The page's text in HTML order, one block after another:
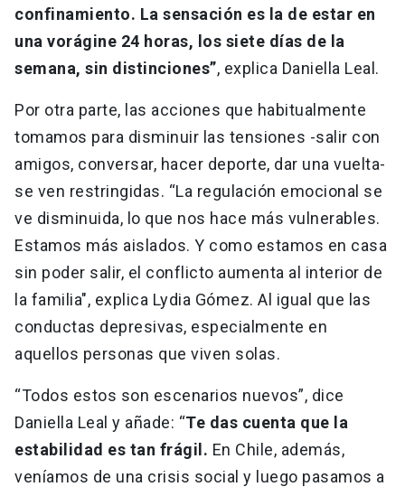
confinamiento. La sensación es la de estar en
una vorágine 24 horas, los siete días de la
semana, sin distinciones”, explica Daniella Leal.
Por otra parte, las acciones que habitualmente
tomamos para disminuir las tensiones -salir con
amigos, conversar, hacer deporte, dar una vuelta-
se ven restringidas. “La regulación emocional se
ve disminuida, lo que nos hace más vulnerables.
Estamos más aislados. Y como estamos en casa
sin poder salir, el conflicto aumenta al interior de
la familia", explica Lydia Gómez. Al igual que las
conductas depresivas, especialmente en
aquellos personas que viven solas.
“Todos estos son escenarios nuevos”, dice
Daniella Leal y añade: “Te das cuenta que la
estabilidad es tan frágil. En Chile, además,
veníamos de una crisis social y luego pasamos a